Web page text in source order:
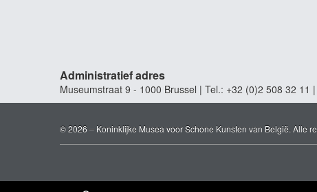
Administratief adres
Museumstraat 9 - 1000 Brussel | Tel.: +32 (0)2 508 32 11
© 2026 – Koninklijke Musea voor Schone Kunsten van België. Alle